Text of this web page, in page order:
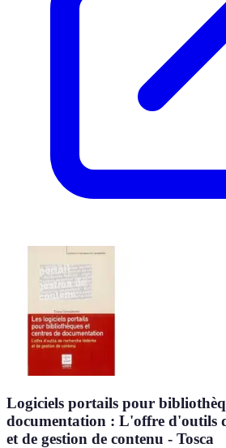
Logiciels portails pour
documentation : L'offre d'outils
et de gestion de contenu - Tosca